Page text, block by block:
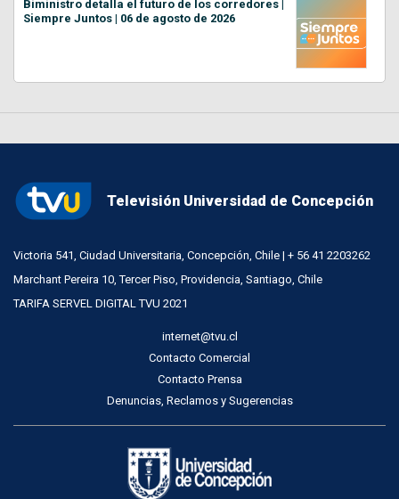
Biministro detalla el futuro de los corredores |
Siempre Juntos | 06 de agosto de 2026
Televisión Universidad de Concepción
Victoria 541, Ciudad Universitaria, Concepción, Chile | + 56 41 2203262
Marchant Pereira 10, Tercer Piso, Providencia, Santiago, Chile
TARIFA SERVEL DIGITAL TVU 2021
internet@tvu.cl
Contacto Comercial
Contacto Prensa
Denuncias, Reclamos y Sugerencias